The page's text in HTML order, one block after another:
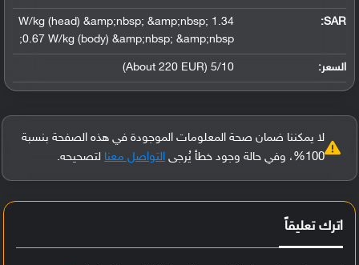
SAR
:
1.34 W/kg (head) &amp;nbsp; &amp;nbsp;
0.67 W/kg (body) &amp;nbsp; &amp;nbsp;
السعر: 5/10 (About 220 EUR)
لا يمكننا ضمان صحة المعلومات الموجودة في هذه الصفحة بنسبة
100%، وفي حالة وجود خطأ يُرجى
التواصل معنا لتصحيحه.
اترك تعليقاً